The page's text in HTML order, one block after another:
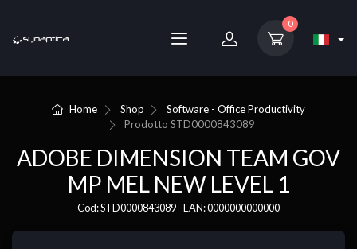
0
Home Shop
Software - Office Productivity
ProdottoSTD0000843089
ADOBE DIMENSION TEAM GOV
MP MEL NEW LEVEL 1
Cod: STD0000843089 - EAN: 0000000000000